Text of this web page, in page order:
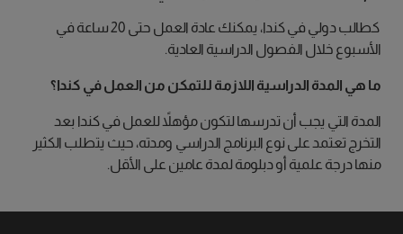
كطالب دولي في كندا، يمكنك عادة العمل حتى 20 ساعة في
الأسبوع خلال الفصول الدراسية العادية.
ما هي المدة الدراسية اللازمة للتمكن من العمل في كندا؟
المدة التي يجب أن تدرسها لتكون مؤهلاً للعمل في كندا بعد
التخرج تعتمد على نوع البرنامج الدراسي ومدته، حيث يتطلب الكثير
منها درجة علمية أو دبلومة لمدة عامين على الأقل.